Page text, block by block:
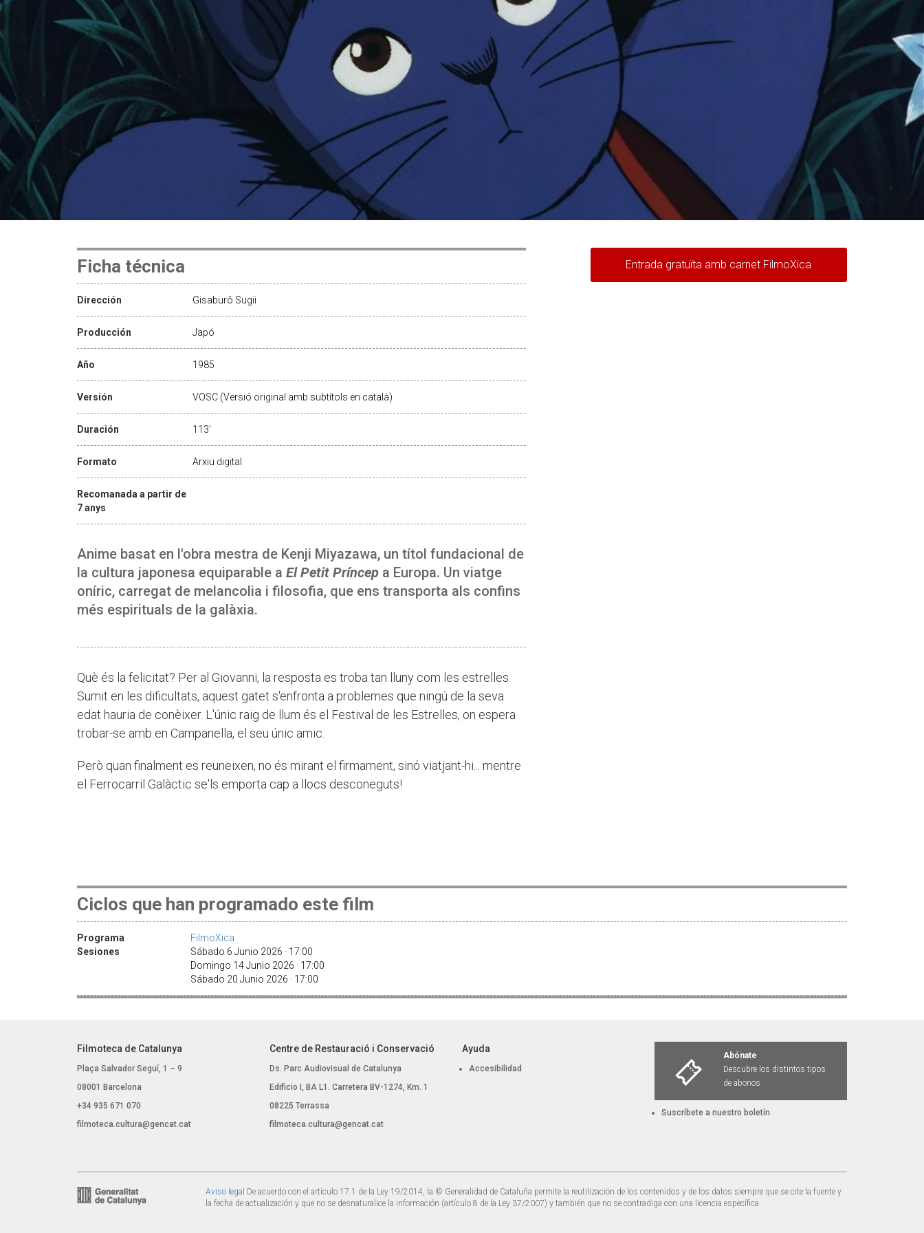
Ficha técnica
Dirección Gisaburô Sugii
Producción Japó
Año 1985
Versión VOSC (Versió original amb subtítols en català)
Duración 113'
Formato Arxiu digital
Recomanada a partir de
7 anys
Anime basat en l'obra mestra de Kenji Miyazawa, un títol fundacional de
la cultura japonesa equiparable a El Petit Príncep a Europa. Un viatge
oníric, carregat de melancolia i filosofia, que ens transporta als confins
més espirituals de la galàxia.
Què és la felicitat? Per al Giovanni, la resposta es troba tan lluny com les estrelles.
Sumit en les dificultats, aquest gatet s'enfronta a problemes que ningú de la seva
edat hauria de conèixer. L'únic raig de llum és el Festival de les Estrelles, on espera
trobar-se amb en Campanella, el seu únic amic.
Però quan finalment es reuneixen, no és mirant el firmament, sinó viatjant-hi... mentre
el Ferrocarril Galàctic se'ls emporta cap a llocs desconeguts!
Entrada gratuïta amb carnet FilmoXica
Ciclos que han programado este film
Programa
FilmoXica
Sesiones
Sábado 6 Junio 2026 · 17:00
Domingo 14 Junio 2026 · 17:00
Sábado 20 Junio 2026 · 17:00
Filmoteca de Catalunya
Plaça Salvador Seguí, 1 – 9
08001 Barcelona
+34 935 671 070
filmoteca.cultura@gencat.cat
Centre de Restauració i Conservació
Ds. Parc Audiovisual de Catalunya
Edificio I, BA L1. Carretera BV-1274, Km. 1
08225 Terrassa
filmoteca.cultura@gencat.cat
Ayuda
Accesibilidad
Abónate
Descubre los distintos tipos
de abonos
Suscríbete a nuestro boletín
Aviso legal De acuerdo con el artículo 17.1 de la Ley 19/2014, la © Generalidad de Cataluña permite la reutilización de los contenidos y de los datos siempre que se cite la fuente y
la fecha de actualización y que no se desnaturalice la información (artículo 8 de la Ley 37/2007) y también que no se contradiga con una licencia específica.